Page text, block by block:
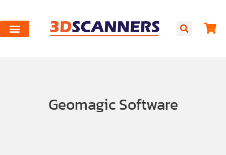
Geomagic Software